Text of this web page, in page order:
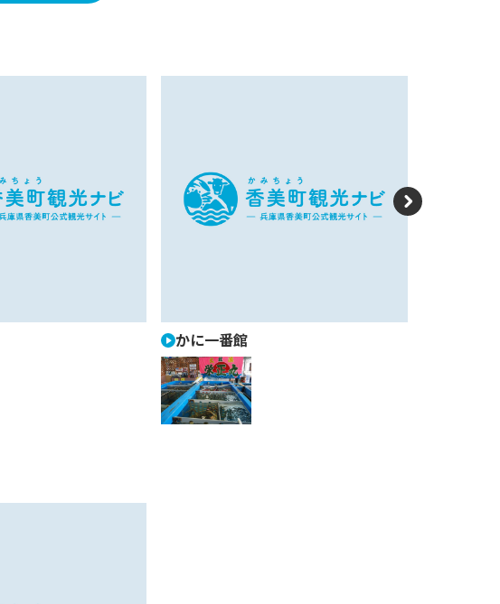
N
かに一番館